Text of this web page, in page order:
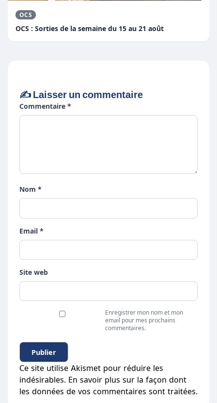
OCS
OCS : Sorties de la semaine du 15 au 21 août
✍️ Laisser un commentaire
Commentaire *
Nom *
Email *
Site web
Enregistrer mon nom et mon
email pour mes prochains
commentaires.
Ce site utilise Akismet pour réduire les
indésirables. En savoir plus sur la façon dont
les données de vos commentaires sont traitées.